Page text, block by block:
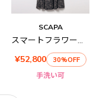
SCAPA
スマートフラワー長袖ワンピース
¥52,800
30%OFF
手洗い可